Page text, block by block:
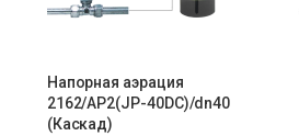
Напорная аэрация
2162/AP2(JP-40DC)/dn40
(Каскад)